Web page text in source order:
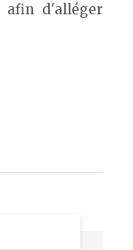
afin d'alléger